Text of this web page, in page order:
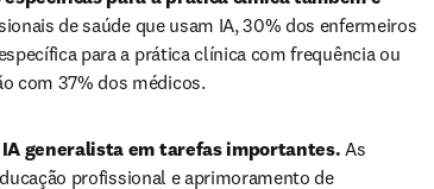
de saúde que usam IA, 30% dos enfermeiros
para a prática clínica com frequência ou
com 37% dos médicos.
generalista em tarefas importantes. As
profissional e aprimoramento de